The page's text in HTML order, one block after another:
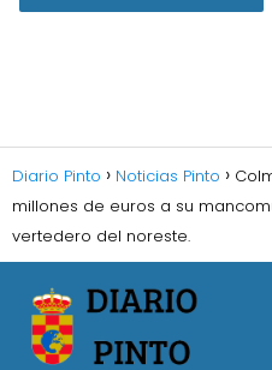
Diario Pinto Noticias Pinto
millones de euros a su
vertedero del noreste.